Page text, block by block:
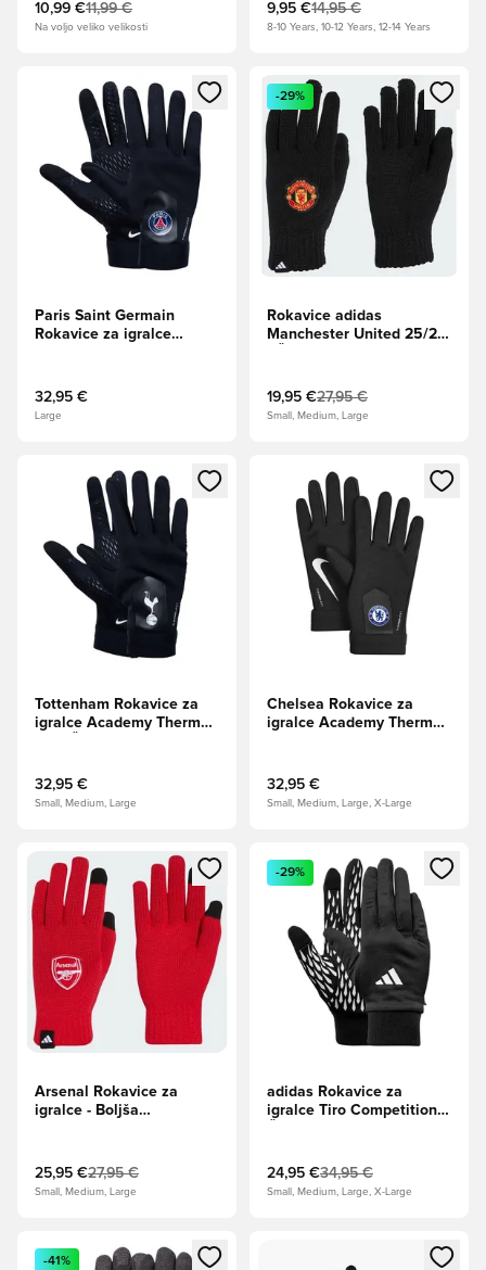
10,99 €11,99 €
Na voljo veliko velikosti
9,95 €14,95 €
8-10 Years, 10-12 Years, 12-14 Years
Odpre Modal za prijavo ali vpis kot član
Paris Saint Germain
Rokavice za igralce
32,95 €
Large
Odpre Modal za prijavo ali
-29%
Rokavice adidas
Manchester United 25/26
19,95 €27,95 €
Small, Medium, Large
Odpre Modal za prijavo ali vpis kot član
Tottenham Rokavice za
igralce Academy Therma-
32,95 €
Small, Medium, Large
Odpre Modal za prijavo ali
Chelsea Rokavice za
igralce Academy Therma-
32,95 €
Small, Medium, Large, X-Large
Odpre Modal za prijavo ali vpis kot član
Arsenal Rokavice za
igralce - Boljša
25,95 €27,95 €
Small, Medium, Large
Odpre Modal za prijavo ali
-29%
adidas Rokavice za
igralce Tiro Competition -
24,95 €34,95 €
Small, Medium, Large, X-Large
Odpre Modal za prijavo ali vpis kot član
-41%
Odpre Modal za prijavo ali